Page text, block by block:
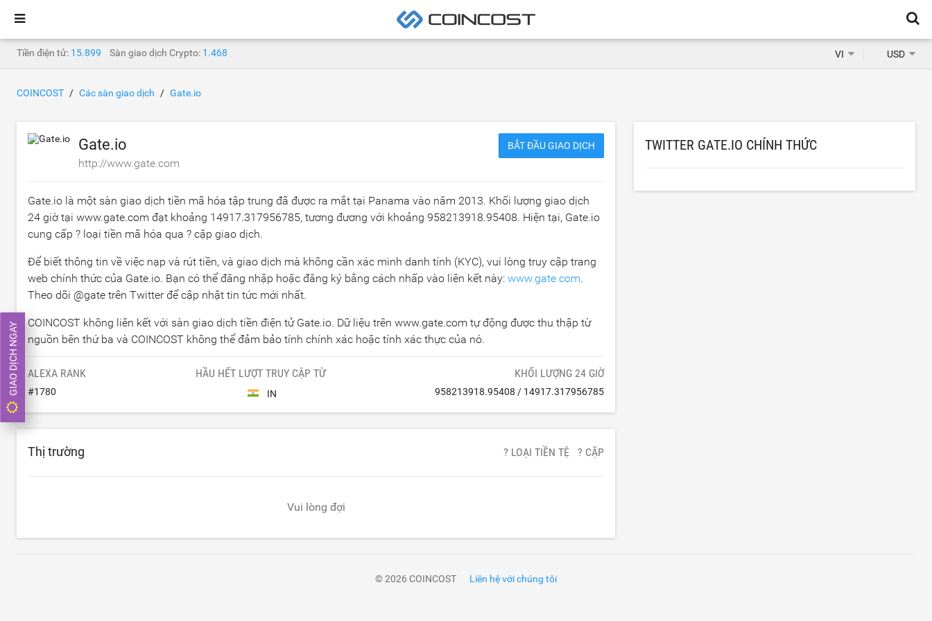
Tiền điện tử: 15.899 Sàn giao dịch Crypto: 1.468 VI USD
COINCOST Các sàn giao dịch Gate.io
Gate.io
http://www.gate.com
BẮT ĐẦU GIAO DỊCH
Gate.io là một sàn giao dịch tiền mã hóa tập trung đã được ra mắt tại Panama vào năm 2013. Khối lượng giao dịch
24 giờ tại www.gate.com đạt khoảng 14917.317956785, tương đương với khoảng 958213918.95408. Hiện tại, Gate.io
cung cấp ? loại tiền mã hóa qua ? cặp giao dịch.
Để biết thông tin về việc nạp và rút tiền, và giao dịch mà không cần xác minh danh tính (KYC), vui lòng truy cập trang
web chính thức của Gate.io. Bạn có thể đăng nhập hoặc đăng ký bằng cách nhấp vào liên kết này: www.gate.com.
Theo dõi @gate trên Twitter để cập nhật tin tức mới nhất.
COINCOST không liên kết với sàn giao dịch tiền điện tử Gate.io. Dữ liệu trên www.gate.com tự động được thu thập từ
nguồn bên thứ ba và COINCOST không thể đảm bảo tính chính xác hoặc tính xác thực của nó.
ALEXA RANK
#1780
HẦU HẾT LƯỢT TRUY CẬP TỪ
IN
KHỐI LƯỢNG 24 GIỜ
958213918.95408 / 14917.317956785
Thị trường ? LOẠI TIỀN TỆ ? CẶP
Vui lòng đợi
TWITTER GATE.IO CHÍNH THỨC
© 2026 COINCOST Liên hệ với chúng tôi
GIAO DỊCH NGAY